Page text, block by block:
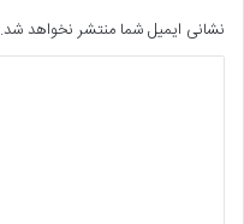
نشانی ایمیل شما منتشر نخواهد شد.